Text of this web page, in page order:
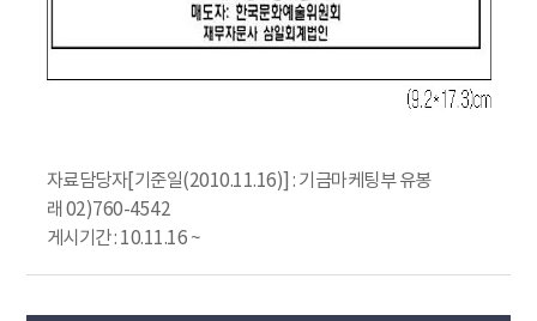
자료담당자[기준일(2010.11.16)] : 기금마케팅부 유봉
래 02)760-4542
게시기간 : 10.11.16 ~